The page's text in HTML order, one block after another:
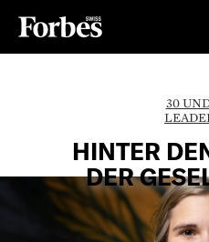
30
HINTER
DER